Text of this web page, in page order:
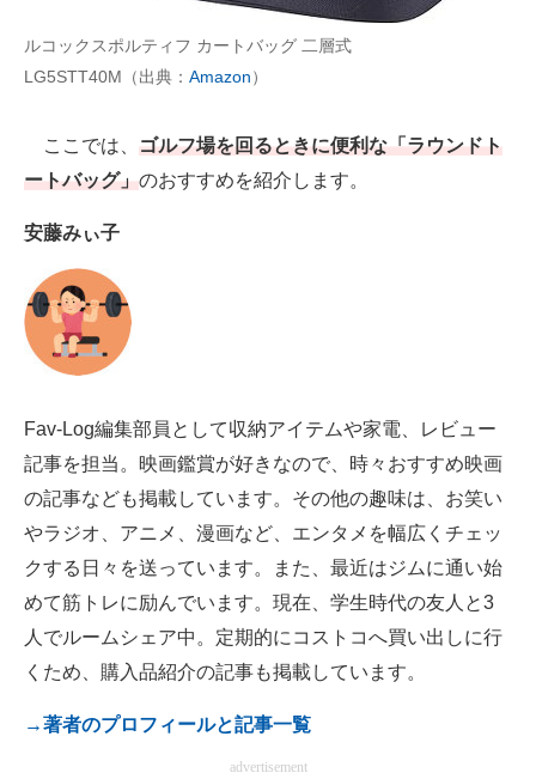
企業向けIT製品の総合サイト
電子設計の基本と応用
エネルギーの専門メディア
建設×テクノロジーの最前線
ちょっと気になるネットの話題
ルコックスポルティフ カートバッグ 二層式
LG5STT40M（出典： Amazon）
ここでは、 ゴルフ場を回るときに便利な「ラウンドト
ートバッグ」のおすすめを紹介します。
安藤みぃ子
Fav-Log編集部員として収納アイテムや家電、レビュー
記事を担当。映画鑑賞が好きなので、時々おすすめ映画
の記事なども掲載しています。その他の趣味は、お笑い
やラジオ、アニメ、漫画など、エンタメを幅広くチェッ
クする日々を送っています。また、最近はジムに通い始
めて筋トレに励んでいます。現在、学生時代の友人と3
人でルームシェア中。定期的にコストコへ買い出しに行
くため、購入品紹介の記事も掲載しています。
→著者のプロフィールと記事一覧
advertisement